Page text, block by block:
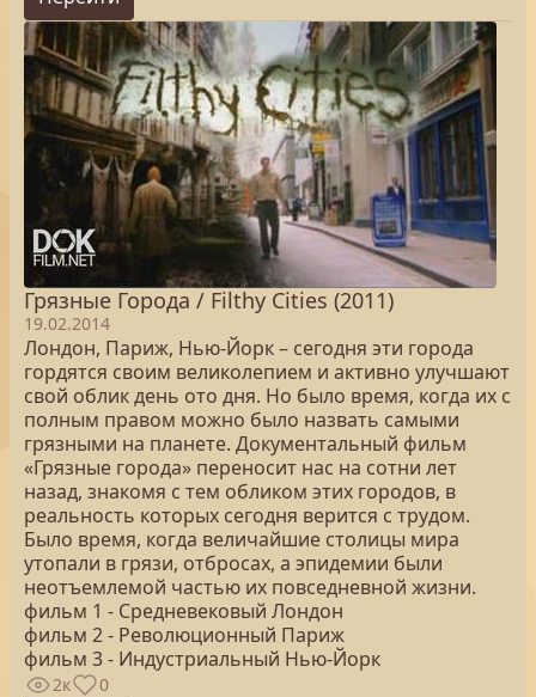
Грязные Города / Filthy Cities (2011)
19.02.2014
Лондон, Париж, Нью-Йорк – сегодня эти города
гордятся своим великолепием и активно улучшают
свой облик день ото дня. Но было время, когда их с
полным правом можно было назвать самыми
грязными на планете. Документальный фильм
«Грязные города» переносит нас на сотни лет
назад, знакомя с тем обликом этих городов, в
реальность которых сегодня верится с трудом.
Было время, когда величайшие столицы мира
утопали в грязи, отбросах, а эпидемии были
неотъемлемой частью их повседневной жизни.
фильм 1 - Средневековый Лондон
фильм 2 - Революционный Париж
фильм 3 - Индустриальный Нью-Йорк
2к 0